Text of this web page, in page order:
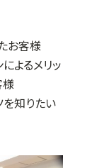
お客様
よるメリッ
様
知りたい